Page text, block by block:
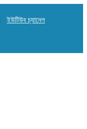
ইউটিউব চ্যানেল